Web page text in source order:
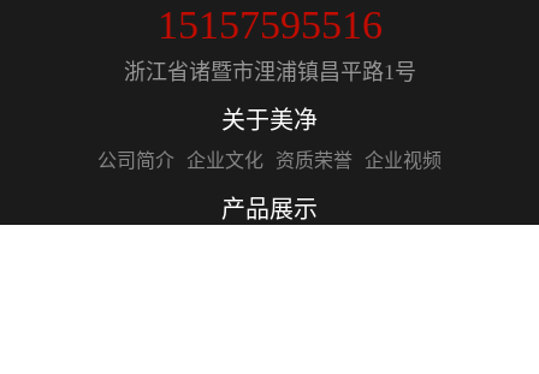
15157595516
浙江省诸暨市浬浦镇昌平路1号
关于美净
公司简介 企业文化 资质荣誉 企业视频
产品展示